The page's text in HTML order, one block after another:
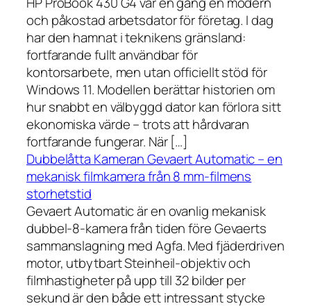
och påkostad arbetsdator för företag. I dag
har den hamnat i teknikens gränsland:
fortfarande fullt användbar för
kontorsarbete, men utan officiellt stöd för
Windows 11. Modellen berättar historien om
hur snabbt en välbyggd dator kan förlora sitt
ekonomiska värde – trots att hårdvaran
fortfarande fungerar. När […]
Dubbelåtta Kameran Gevaert Automatic – en
mekanisk filmkamera från 8 mm-filmens
storhetstid
Gevaert Automatic är en ovanlig mekanisk
dubbel-8-kamera från tiden före Gevaerts
sammanslagning med Agfa. Med fjäderdriven
motor, utbytbart Steinheil-objektiv och
filmhastigheter på upp till 32 bilder per
sekund är den både ett intressant stycke